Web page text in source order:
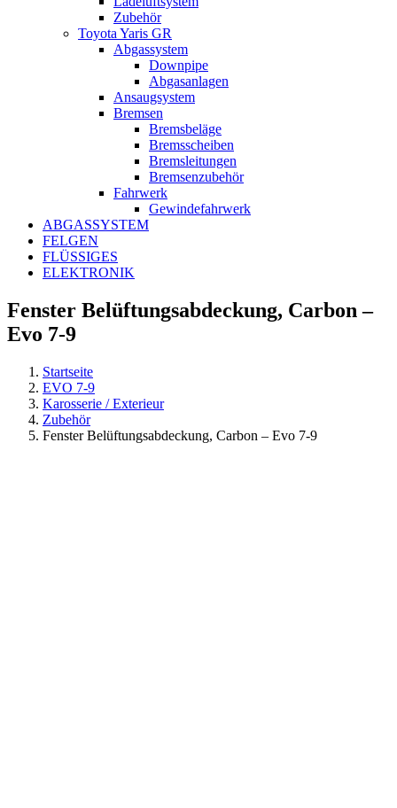
Zubehör
Toyota Yaris GR
Abgassystem
Downpipe
Abgasanlagen
Ansaugsystem
Bremsen
Bremsbeläge
Bremsscheiben
Bremsleitungen
Bremsenzubehör
Fahrwerk
Gewindefahrwerk
ABGASSYSTEM
FELGEN
FLÜSSIGES
ELEKTRONIK
Fenster Belüftungsabdeckung, Carbon –
Evo 7-9
Startseite
EVO 7-9
Karosserie / Exterieur
Zubehör
Fenster Belüftungsabdeckung, Carbon – Evo 7-9